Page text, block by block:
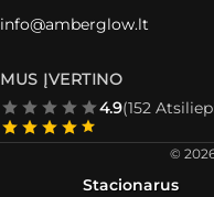
info@amberglow.lt
MUS ĮVERTINO
4.9(152
©
Stacionarus